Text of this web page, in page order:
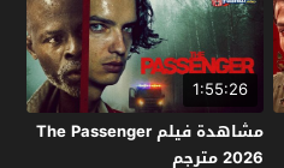
1:55:26
مشاهدة فيلم The Passenger
2026 مترجم